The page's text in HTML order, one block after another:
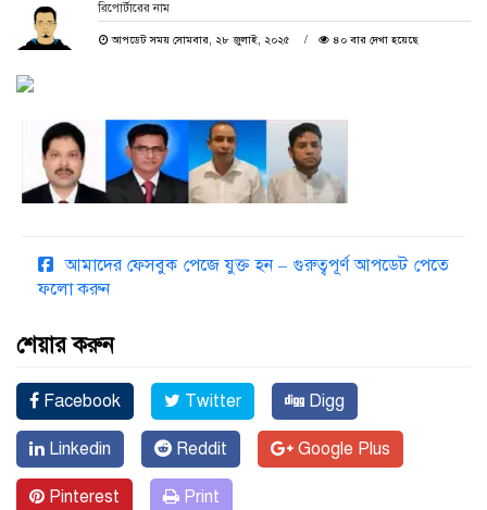
রিপোর্টারের নাম
আপডেট সময় সোমবার, ২৮ জুলাই, ২০২৫ ৪০ বার দেখা হয়েছে
আমাদের ফেসবুক পেজে যুক্ত হন – গুরুত্বপূর্ণ আপডেট পেতে
ফলো করুন
শেয়ার করুন
Facebook Twitter Digg
Linkedin Reddit Google Plus
Pinterest Print